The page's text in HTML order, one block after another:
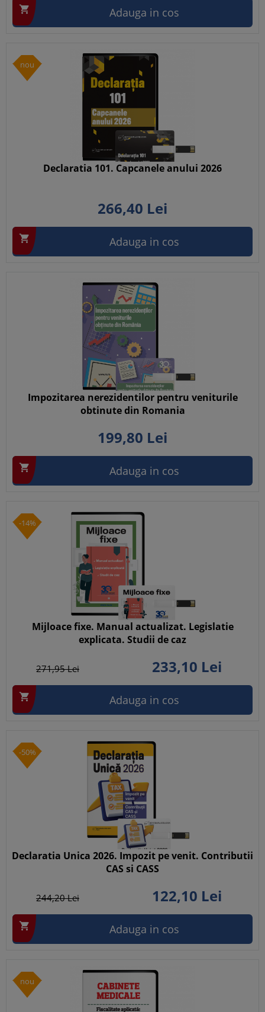
 Adauga in cos
nou
Declaratia 101. Capcanele anului 2026
266,40 Lei
 Adauga in cos
Impozitarea nerezidentilor pentru veniturile
obtinute din Romania
199,80 Lei
 Adauga in cos
-14%
Mijloace fixe. Manual actualizat. Legislatie
explicata. Studii de caz
271,95Lei 233,10 Lei
 Adauga in cos
-50%
Declaratia Unica 2026. Impozit pe venit. Contributii
CAS si CASS
244,20Lei 122,10 Lei
 Adauga in cos
nou